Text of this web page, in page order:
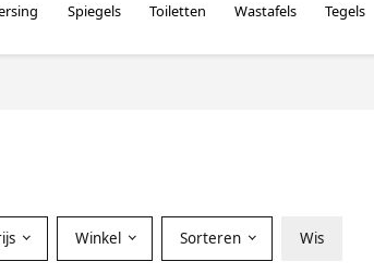
Spiegels Toiletten Wastafels Tegels
Winkel Sorteren Wis